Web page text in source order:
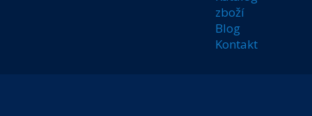
zboží
Blog
Kontakt